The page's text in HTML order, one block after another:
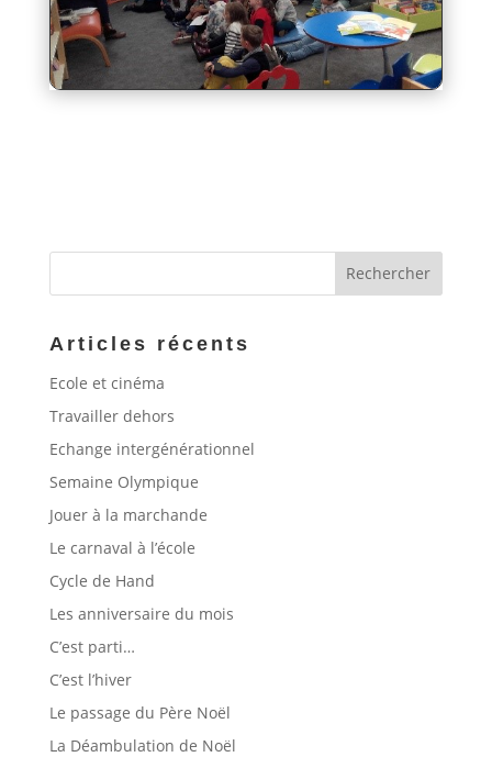
Articles récents
Ecole et cinéma
Travailler dehors
Echange intergénérationnel
Semaine Olympique
Jouer à la marchande
Le carnaval à l’école
Cycle de Hand
Les anniversaire du mois
C’est parti…
C’est l’hiver
Le passage du Père Noël
La Déambulation de Noël